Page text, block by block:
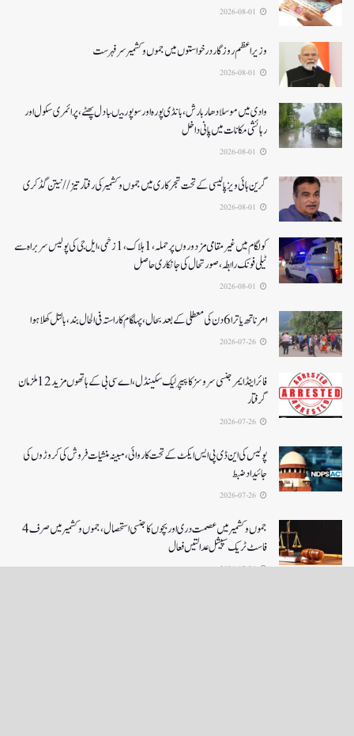
وزیر اعظم روزگار درخواستوں میں جموں و کشمیر سرفہرست
وادی میں موسلادھار بارش،بانڈی پورہ اور سوپور میںبادل پھٹے، پرائمری سکول اور
رہائشی مکانات میں پانی داخل
گرین ہائی ویز پالیسی کے تحت شجرکاری میں جموں و کشمیر کی رفتار تیز// نیتن گڈکری
کولگام میں غیر مقامی مزدوروں پر حملہ،1ہلاک،1زخمی،ایل جی کی پولیس سربراہ سے
ٹیلی فونک رابطہ، صورتحال کی جانکاری حاصل
امرناتھ یاترا 6دن کی معطلی کے بعد بحال،پہلگام کا راستہ فی الحال بند، بالتل کھلا ہوا
فائر اینڈ ایمرجنسی سروسز کا پیپر لیک سکینڈل،اے سی بی کے ہاتھوں مزید 12 ملزمان
گرفتار
پولیس کی این ڈی پی ایس ایکٹ کے تحت کاروائی، مبینہ منشیات فروش کی کروڑوں کی
جائیداد ضبط
جموں و کشمیر میں عصمت دری اور بچوں کا جنسی استحصال،جموں و کشمیر میں صرف 4
فاسٹ ٹریک سپیشل عدالتیں فعال
2026-07-26